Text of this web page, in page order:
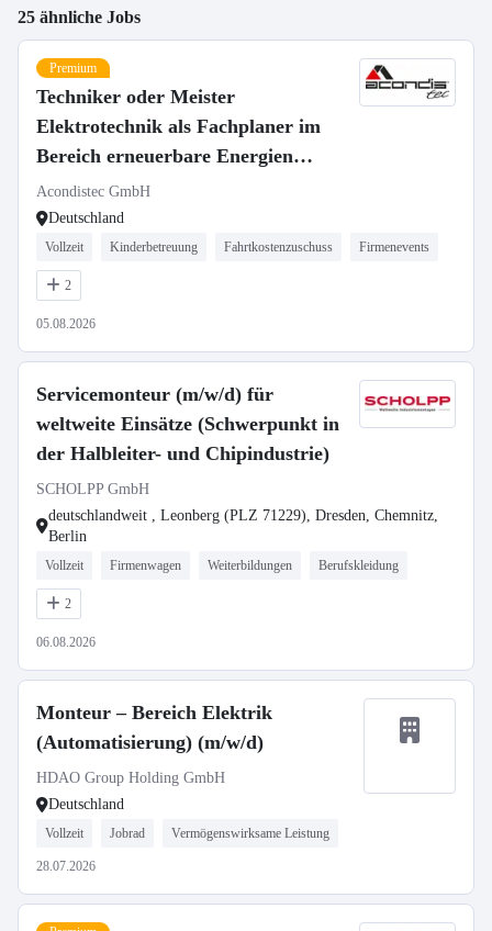
25 ähnliche Jobs
Premium
Techniker oder Meister
Elektrotechnik als Fachplaner im
Bereich erneuerbare Energien
(m/w/d)
Acondistec GmbH
Deutschland
Vollzeit Kinderbetreuung Fahrtkostenzuschuss Firmenevents
2
05.08.2026
Servicemonteur (m/w/d) für
weltweite Einsätze (Schwerpunkt in
der Halbleiter- und Chipindustrie)
SCHOLPP GmbH
deutschlandweit , Leonberg (PLZ 71229), Dresden, Chemnitz,
Berlin
Vollzeit Firmenwagen Weiterbildungen Berufskleidung
2
06.08.2026
Monteur – Bereich Elektrik
(Automatisierung) (m/w/d)
HDAO Group Holding GmbH
Deutschland
Vollzeit Jobrad Vermögenswirksame Leistung
28.07.2026